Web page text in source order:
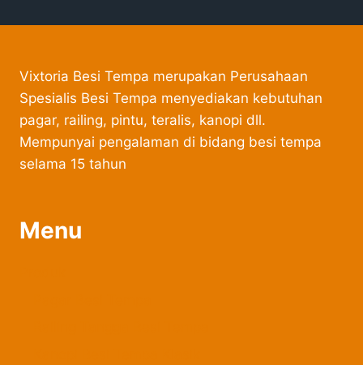
Vixtoria Besi Tempa merupakan Perusahaan
Spesialis Besi Tempa menyediakan kebutuhan
pagar, railing, pintu, teralis, kanopi dll.
Mempunyai pengalaman di bidang besi tempa
selama 15 tahun
Menu